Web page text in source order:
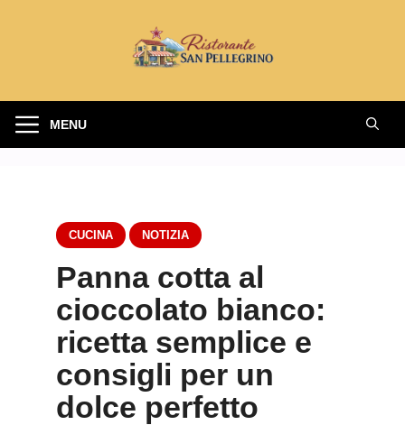
MENU
CUCINA NOTIZIA
Panna cotta al
cioccolato bianco:
ricetta semplice e
consigli per un
dolce perfetto